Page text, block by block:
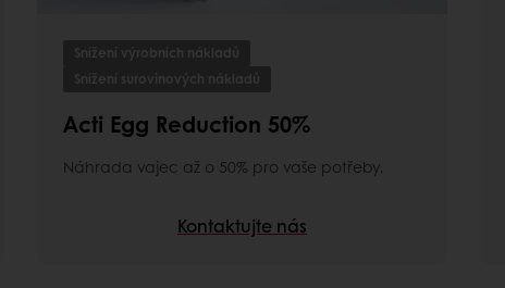
Snížení výrobních nákladů
Snížení surovinových nákladů
Acti Egg Reduction 50%
Náhrada vajec až o 50% pro vaše potřeby.
Kontaktujte nás